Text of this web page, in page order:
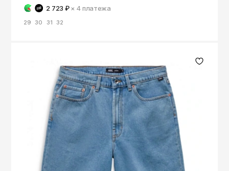
2 723 ₽ × 4платежа
29 30 31 32